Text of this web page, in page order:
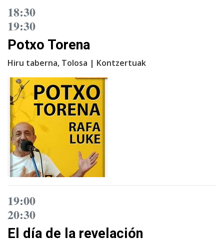
18:30
19:30
Potxo Torena
Hiru taberna, Tolosa | Kontzertuak
19:00
20:30
El día de la revelación